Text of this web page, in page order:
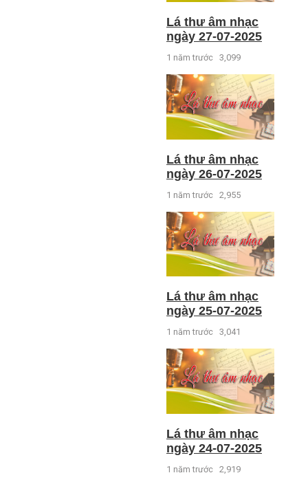
Lá thư âm nhạc
ngày 27-07-2025
1 năm trước 3,099
Lá thư âm nhạc
ngày 26-07-2025
1 năm trước 2,955
Lá thư âm nhạc
ngày 25-07-2025
1 năm trước 3,041
Lá thư âm nhạc
ngày 24-07-2025
1 năm trước 2,919